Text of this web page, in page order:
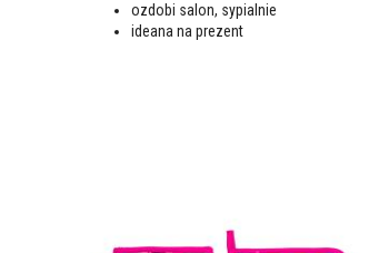
ozdobi salon, sypialnie
ideana na prezent